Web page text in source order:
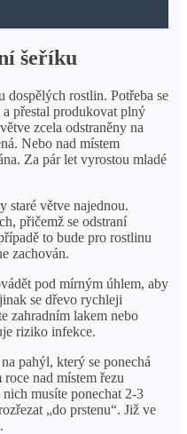
šeříku
dospělých rostlin. Potřeba se
přestal produkovat plný
zcela odstraněny na
Nebo nad místem
Za pár let vyrostou mladé
staré větve najednou.
přičemž se odstraní
to bude pro rostlinu
zachován.
pod mírným úhlem, aby
se dřevo rychleji
zahradním lakem nebo
riziko infekce.
pahýl, který se ponechá
nad místem řezu
musíte ponechat 2-3
„do prstenu“. Již ve